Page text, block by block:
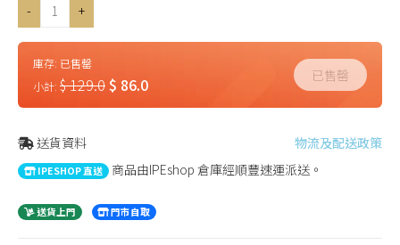
-
+
庫存: 已售罄
小計: $ 129.0$ 86.0 已售罄
送貨資料 物流及配送政策
IPESHOP 直送 商品由IPEshop 倉庫經順豐速運派送。
送貨上門 門市自取